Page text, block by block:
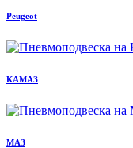
Peugeot
КАМАЗ
МАЗ